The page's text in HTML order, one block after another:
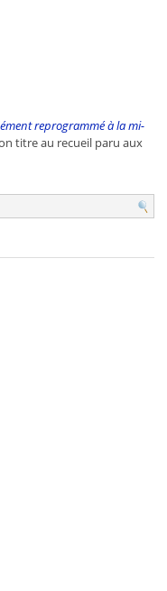
reprogrammé à la mi-
titre au recueil paru aux